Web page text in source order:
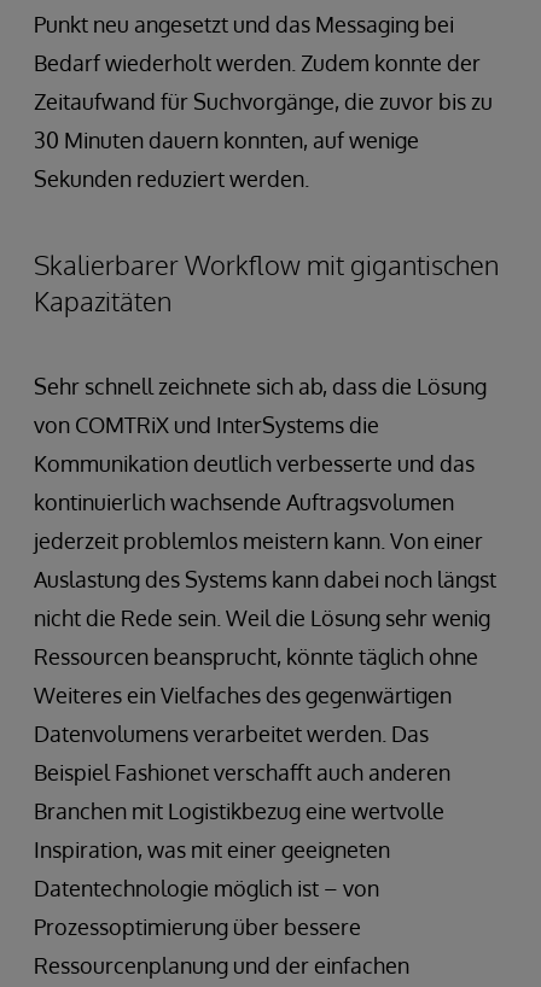
Punkt neu angesetzt und das Messaging bei
Bedarf wiederholt werden. Zudem konnte der
Zeitaufwand für Suchvorgänge, die zuvor bis zu
30 Minuten dauern konnten, auf wenige
Sekunden reduziert werden.
Skalierbarer Workflow mit gigantischen
Kapazitäten
Sehr schnell zeichnete sich ab, dass die Lösung
von COMTRiX und InterSystems die
Kommunikation deutlich verbesserte und das
kontinuierlich wachsende Auftragsvolumen
jederzeit problemlos meistern kann. Von einer
Auslastung des Systems kann dabei noch längst
nicht die Rede sein. Weil die Lösung sehr wenig
Ressourcen beansprucht, könnte täglich ohne
Weiteres ein Vielfaches des gegenwärtigen
Datenvolumens verarbeitet werden. Das
Beispiel Fashionet verschafft auch anderen
Branchen mit Logistikbezug eine wertvolle
Inspiration, was mit einer geeigneten
Datentechnologie möglich ist – von
Prozessoptimierung über bessere
Ressourcenplanung und der einfachen